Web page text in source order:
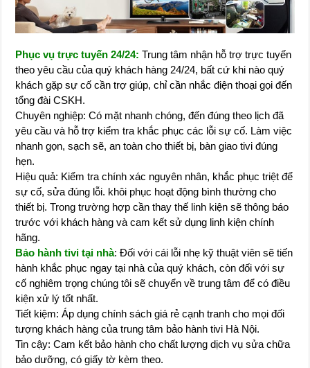
Phục vụ trực tuyến 24/24: Trung tâm nhận hỗ trợ trực tuyến
theo yêu cầu của quý khách hàng 24/24, bất cứ khi nào quý
khách gặp sự cố cần trợ giúp, chỉ cần nhắc điện thoại gọi đến
tổng đài CSKH.
Chuyên nghiệp: Có mặt nhanh chóng, đến đúng theo lịch đã
yêu cầu và hỗ trợ kiểm tra khắc phục các lỗi sự cố. Làm việc
nhanh gọn, sạch sẽ, an toàn cho thiết bị, bàn giao tivi đúng
hẹn.
Hiệu quả: Kiểm tra chính xác nguyên nhân, khắc phục triệt để
sự cố, sửa đúng lỗi. khôi phục hoạt động bình thường cho
thiết bị. Trong trường hợp cần thay thế linh kiện sẽ thông báo
trước với khách hàng và cam kết sử dụng linh kiện chính
hãng.
Bảo hành tivi tại nhà: Đối với cái lỗi nhẹ kỹ thuật viên sẽ tiến
hành khắc phục ngay tại nhà của quý khách, còn đối với sự
cố nghiêm trọng chúng tôi sẽ chuyển về trung tâm để có điều
kiện xử lý tốt nhất.
Tiết kiệm: Áp dụng chính sách giá rẻ cạnh tranh cho mọi đối
tượng khách hàng của trung tâm bảo hành tivi Hà Nội.
Tin cậy: Cam kết bảo hành cho chất lượng dịch vụ sửa chữa
bảo dưỡng, có giấy tờ kèm theo.